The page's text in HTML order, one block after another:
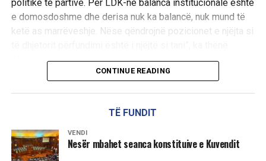
politike të partive. Për LDK-në balanca institucionale është
e domosdoshme dhe derisa nuk ka balancë, nuk mund të
ketë as marrëveshje. Nëse qëndrojnë pozicionet e njëjta si
Abdixhiku.
shkon drejt një rruge pa zgjidhje afatgjatë.
“Qëllimi i LDK ka qenë të gjendet zgjidhja, jo të merremi
kush kë po e mund, po e mashtron, po e vonon. Në këtë
CONTINUE READING
TË FUNDIT
VENDI
Nesër mbahet seanca konstituive e Kuvendit